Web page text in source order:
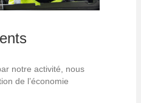
notre activité, nous
de l’économie